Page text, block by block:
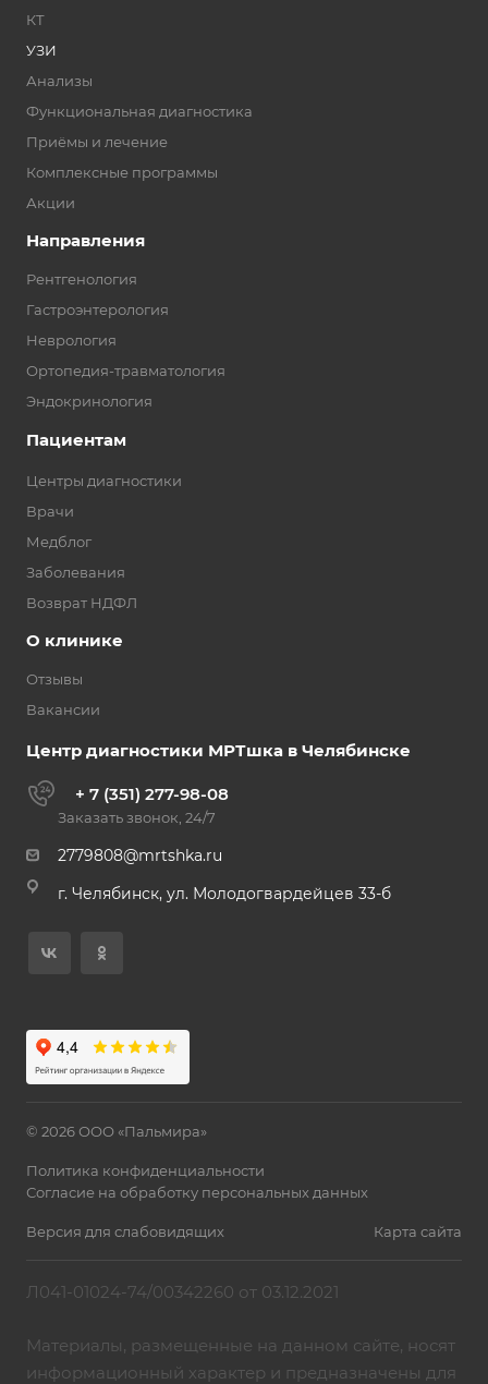
КТ
УЗИ
Анализы
Функциональная диагностика
Приёмы и лечение
Комплексные программы
Акции
Направления
Рентгенология
Гастроэнтерология
Неврология
Ортопедия-травматология
Эндокринология
Пациентам
Центры диагностики
Врачи
Медблог
Заболевания
Возврат НДФЛ
О клинике
Отзывы
Вакансии
Центр диагностики МРТшка в Челябинске
+ 7 (351) 277-98-08
Заказать звонок, 24/7
2779808@mrtshka.ru
г. Челябинск, ул. Молодогвардейцев 33-б
© 2026 ООО «Пальмира»
Политика конфиденциальности
Согласие на обработку персональных данных
Версия для слабовидящих Карта сайта
Л041-01024-74/00342260 от 03.12.2021
Материалы, размещенные на данном сайте, носят
информационный характер и предназначены для